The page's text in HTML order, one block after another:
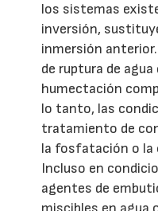
los sistemas
inversión,
inmersión
de ruptura de
humectación
lo tanto, las
tratamiento de
la fosfatación o la
Incluso en
agentes de